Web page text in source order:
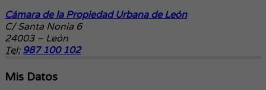
Cámara de la Propiedad Urbana de León
C/ Santa Nonia 6
24003 – León
Tel: 987 100 102
Mis Datos